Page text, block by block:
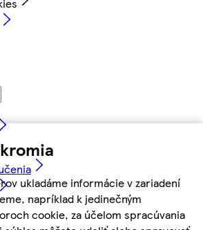
ukladáme informácie v zariadení
napríklad k jedinečným
cookie, za účelom spracúvania